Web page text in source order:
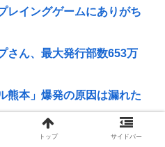
レイングゲームにありがち
さん、最大発行部数653万
熊本」爆発の原因は漏れた
せ トップ サイドバー